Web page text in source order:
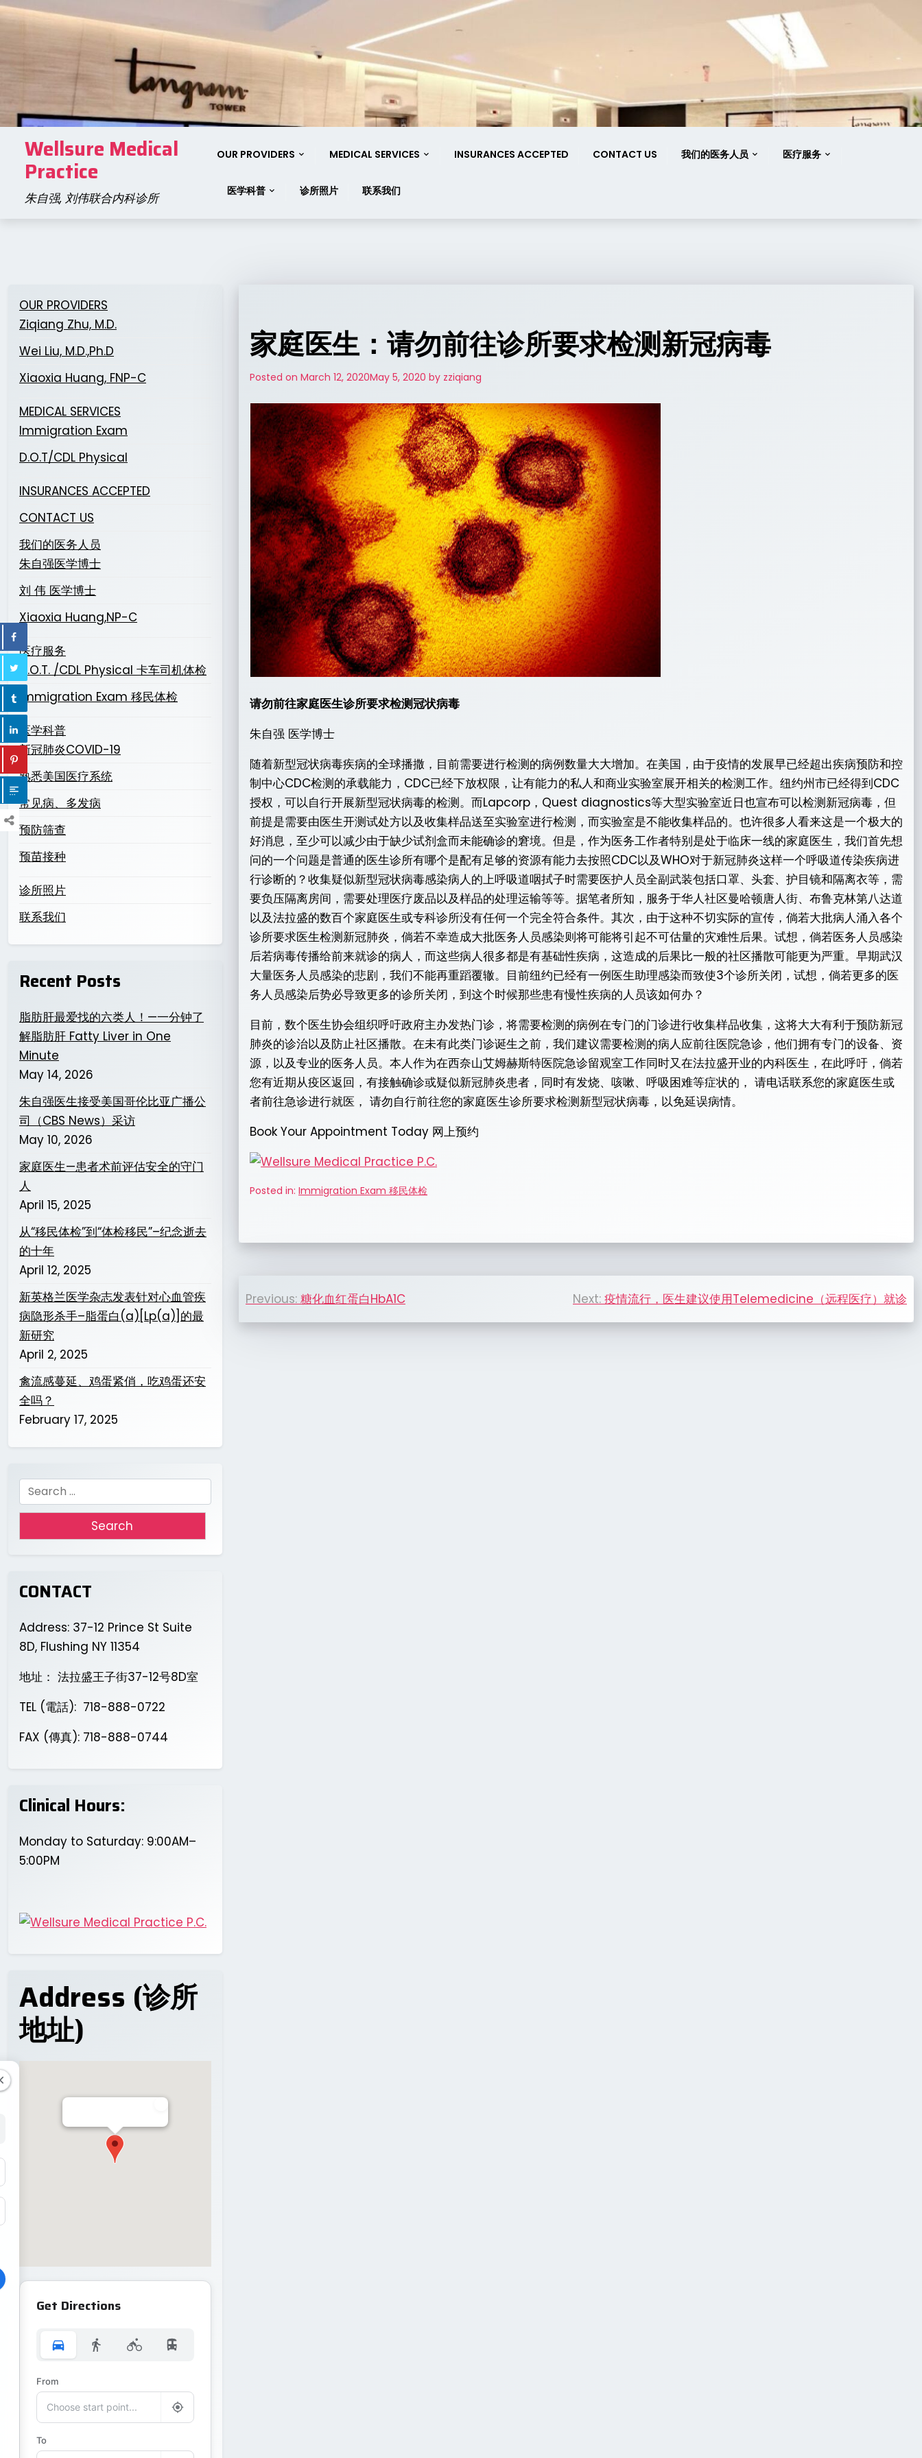
Skip
Wellsure Medical
Practice
朱自强, 刘伟联合内科诊所
OUR PROVIDERS MEDICAL SERVICES INSURANCES ACCEPTED CONTACT US 我们的医务人员 医疗服务
医学科普 诊所照片 联系我们
OUR PROVIDERS
Ziqiang Zhu, M.D.
Wei Liu, M.D.,Ph.D
Xiaoxia Huang, FNP-C
MEDICAL SERVICES
Immigration Exam
D.O.T/CDL Physical
INSURANCES ACCEPTED
CONTACT US
我们的医务人员
朱自强医学博士
刘 伟 医学博士
Xiaoxia Huang,NP-C
医疗服务
D.O.T. /CDL Physical 卡车司机体检
Immigration Exam 移民体检
医学科普
新冠肺炎COVID-19
熟悉美国医疗系统
常见病、多发病
预防筛查
预苗接种
诊所照片
联系我们
Recent Posts
脂肪肝最爱找的六类人！—一分钟了
解脂肪肝 Fatty Liver in One
Minute
May 14, 2026
朱自强医生接受美国哥伦比亚广播公
司（CBS News）采访
May 10, 2026
家庭医生—患者术前评估安全的守门
人
April 15, 2025
从“移民体检”到“体检移民”–纪念逝去
的十年
April 12, 2025
新英格兰医学杂志发表针对心血管疾
病隐形杀手–脂蛋白(a)[Lp(a)]的最
新研究
April 2, 2025
禽流感蔓延、鸡蛋紧俏，吃鸡蛋还安
全吗？
February 17, 2025
Search
for:
CONTACT
Address: 37-12 Prince St Suite
8D, Flushing NY 11354
地址： 法拉盛王子街37-12号8D室
TEL (電話): 718-888-0722
FAX (傳真): 718-888-0744
Clinical Hours:
Monday to Saturday: 9:00AM–
5:00PM
Address (诊所
地址)
Get Directions
From
To
家庭医生：请勿前往诊所要求检测新冠病毒
Posted on March 12, 2020May 5, 2020 by zziqiang
请勿前往家庭医生诊所要求检测冠状病毒
朱自强 医学博士
随着新型冠状病毒疾病的全球播撒，目前需要进行检测的病例数量大大增加。在美国，由于疫情的发展早已经超出疾病预防和控
制中心CDC检测的承载能力，CDC已经下放权限，让有能力的私人和商业实验室展开相关的检测工作。纽约州市已经得到CDC
授权，可以自行开展新型冠状病毒的检测。而Lapcorp，Quest diagnostics等大型实验室近日也宣布可以检测新冠病毒，但
前提是需要由医生开测试处方以及收集样品送至实验室进行检测，而实验室是不能收集样品的。也许很多人看来这是一个极大的
好消息，至少可以减少由于缺少试剂盒而未能确诊的窘境。但是，作为医务工作者特别是处于临床一线的家庭医生，我们首先想
问的一个问题是普通的医生诊所有哪个是配有足够的资源有能力去按照CDC以及WHO对于新冠肺炎这样一个呼吸道传染疾病进
行诊断的？收集疑似新型冠状病毒感染病人的上呼吸道咽拭子时需要医护人员全副武装包括口罩、头套、护目镜和隔离衣等，需
要负压隔离房间，需要处理医疗废品以及样品的处理运输等等。据笔者所知，服务于华人社区曼哈顿唐人街、布鲁克林第八达道
以及法拉盛的数百个家庭医生或专科诊所没有任何一个完全符合条件。其次，由于这种不切实际的宣传，倘若大批病人涌入各个
诊所要求医生检测新冠肺炎，倘若不幸造成大批医务人员感染则将可能将引起不可估量的灾难性后果。试想，倘若医务人员感染
后若病毒传播给前来就诊的病人，而这些病人很多都是有基础性疾病，这造成的后果比一般的社区播散可能更为严重。早期武汉
大量医务人员感染的悲剧，我们不能再重蹈覆辙。目前纽约已经有一例医生助理感染而致使3个诊所关闭，试想，倘若更多的医
务人员感染后势必导致更多的诊所关闭，到这个时候那些患有慢性疾病的人员该如何办？
目前，数个医生协会组织呼吁政府主办发热门诊，将需要检测的病例在专门的门诊进行收集样品收集，这将大大有利于预防新冠
肺炎的诊治以及防止社区播散。在未有此类门诊诞生之前，我们建议需要检测的病人应前往医院急诊，他们拥有专门的设备、资
源，以及专业的医务人员。本人作为在西奈山艾姆赫斯特医院急诊留观室工作同时又在法拉盛开业的内科医生，在此呼吁，倘若
您有近期从疫区返回，有接触确诊或疑似新冠肺炎患者，同时有发烧、咳嗽、呼吸困难等症状的， 请电话联系您的家庭医生或
者前往急诊进行就医， 请勿自行前往您的家庭医生诊所要求检测新型冠状病毒，以免延误病情。
Book Your Appointment Today 网上预约
Posted in: Immigration Exam 移民体检
Post
navigation
Previous: 糖化血红蛋白HbA1C Next: 疫情流行，医生建议使用Telemedicine（远程医疗）就诊